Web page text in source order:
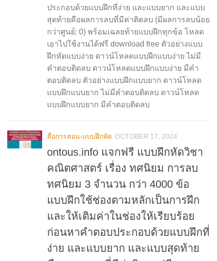
ประกอบด้วยแบบฝึกที่ง่าย และแบบยาก และแบบ
สุดท้ายคือผลการลบที่มีค่าติดลบ (มีผลการลบน้อย
กว่าศูนย์: 0) พร้อมเฉลยท้ายแบบฝึกทุกข้อ โหลด
เอาไปใช้งานได้ฟรี download free ตัวอย่างแบบ
ฝึกหัดแบบง่าย ดาวน์โหลดแบบฝึกแบบง่าย ไม่มี
คำตอบติดลบ ดาวน์โหลดแบบฝึกแบบง่าย มีคำ
ตอบติดลบ ตัวอย่างแบบฝึกแบบยาก ดาวน์โหลด
แบบฝึกแบบยาก ไม่มีคำตอบติดลบ ดาวน์โหลด
แบบฝึกแบบยาก มีคำตอบติดลบ
สื่อการสอน-แบบฝึกหัด OCTOBER 17, 2024
ontous.info แจกฟรี แบบฝึกหัดวิชา
คณิตศาสตร์ เรื่อง ทศนิยม การลบ
ทศนิยม 3 จำนวน กว่า 4000 ข้อ
แบบฝึกใช้ช่องตามหลักเป็นการฝึก
และให้เติมค่าในช่องให้เรียบร้อย
ก่อนหาคำตอบประกอบด้วยแบบฝึกที่
ง่าย และแบบยาก และแบบสุดท้าย